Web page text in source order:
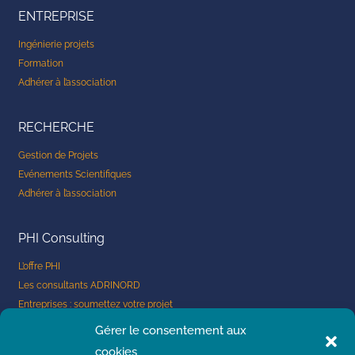
Gérer le consentement aux
cookies
ENTREPRISE
Ingénierie projets
Formation
Adhérer à l’association
RECHERCHE
Gestion de Projets
Evénements Scientifiques
Adhérer à l’association
PHI Consulting
L’offre PHI
Les consultants ADRINORD
Entreprises : soumettez votre projet
Consultant : soumettez votre candidature